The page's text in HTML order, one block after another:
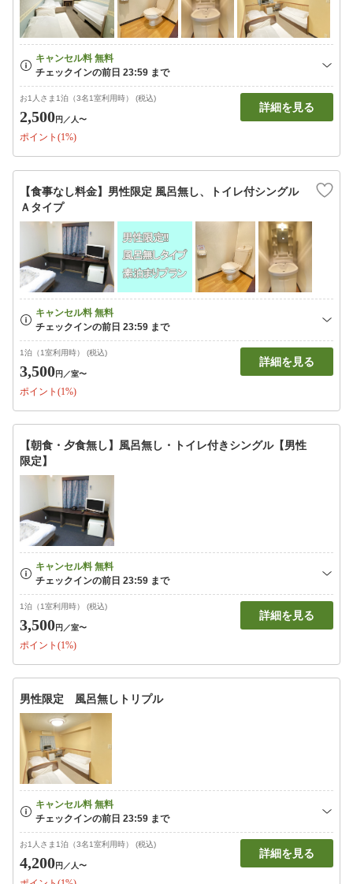
お1人さま1泊（3名1室利用時） (税込)
2,500円 ／人〜
ポイント(1%)
詳細を見る
【食事なし料金】男性限定 風呂無し、トイレ付シングル
Ａタイプ
1泊（1室利用時） (税込)
3,500円 ／室〜
ポイント(1%)
詳細を見る
【朝食・夕食無し】風呂無し・トイレ付きシングル【男性
限定】
1泊（1室利用時） (税込)
3,500円 ／室〜
ポイント(1%)
詳細を見る
男性限定 風呂無しトリプル
お1人さま1泊（3名1室利用時） (税込)
4,200円 ／人〜
詳細を見る